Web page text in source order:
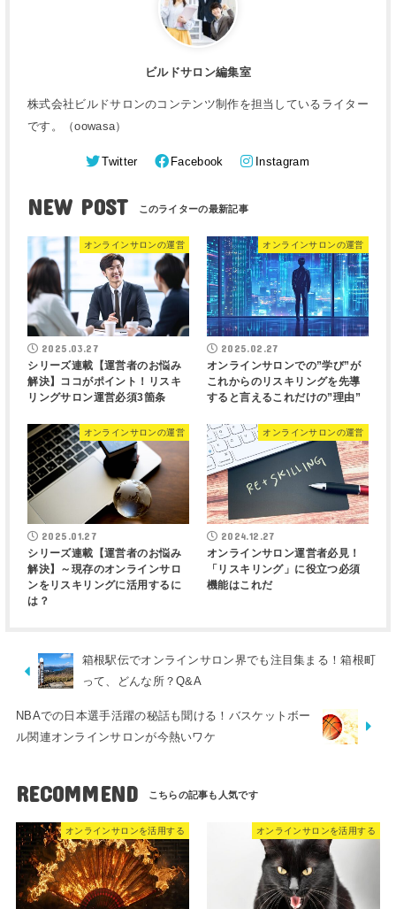
ビルドサロン編集室
株式会社ビルドサロンのコンテンツ制作を担当しているライター
です。（oowasa）
Twitter Facebook Instagram
NEW POST
オンラインサロンの運営
2025.03.27
シリーズ連載【運営者のお悩み
解決】ココがポイント！リスキ
リングサロン運営必須3箇条
オンラインサロンの運営
2025.02.27
オンラインサロンでの”学び”が
これからのリスキリングを先導
すると言えるこれだけの”理由”
オンラインサロンの運営
2025.01.27
シリーズ連載【運営者のお悩み
解決】～現存のオンラインサロ
ンをリスキリングに活用するに
は？
オンラインサロンの運営
2024.12.27
オンラインサロン運営者必見！
「リスキリング」に役立つ必須
機能はこれだ
箱根駅伝でオンラインサロン界でも注目集まる！箱根町
って、どんな所？Q&A
NBAでの日本選手活躍の秘話も聞ける！バスケットボー
ル関連オンラインサロンが今熱いワケ
RECOMMEND
オンラインサロンを活用する オンラインサロンを活用する